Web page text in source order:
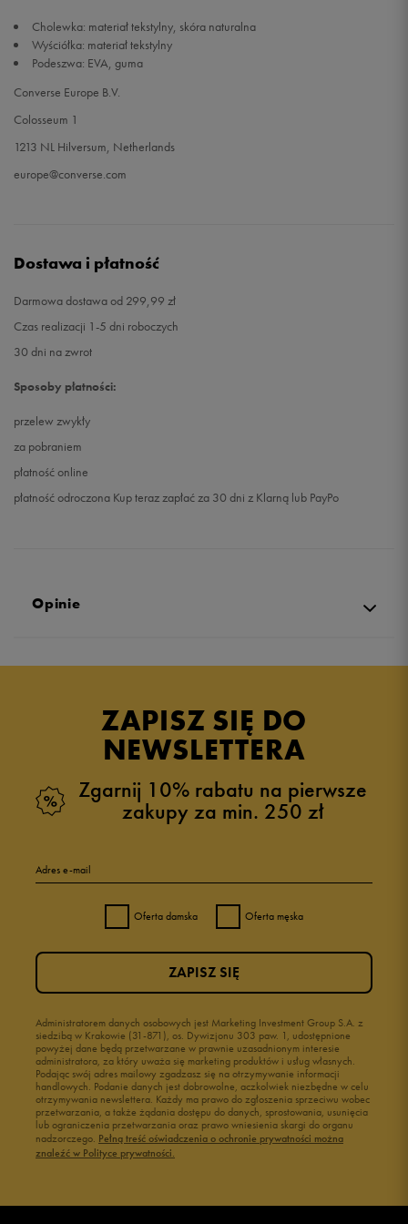
Cholewka: materiał tekstylny, skóra naturalna
Wyściółka: materiał tekstylny
Podeszwa: EVA, guma
Converse Europe B.V.
Colosseum 1
1213 NL Hilversum, Netherlands
europe@converse.com
Dostawa i płatność
Darmowa dostawa od 299,99 zł
Czas realizacji 1-5 dni roboczych
30 dni na zwrot
Sposoby płatności:
przelew zwykły
za pobraniem
płatność online
płatność odroczona Kup teraz zapłać za 30 dni z Klarną lub PayPo
Opinie
ZAPISZ SIĘ DO
NEWSLETTERA
Zgarnij 10% rabatu na pierwsze
zakupy za min. 250 zł
Adres e-mail
Oferta damska Oferta męska
Administratorem danych osobowych jest Marketing Investment Group S.A. z
siedzibą w Krakowie (31-871), os. Dywizjonu 303 paw. 1, udostępnione
powyżej dane będą przetwarzane w prawnie uzasadnionym interesie
administratora, za który uważa się marketing produktów i usług własnych.
Podając swój adres mailowy zgadzasz się na otrzymywanie informacji
handlowych. Podanie danych jest dobrowolne, aczkolwiek niezbędne w celu
otrzymywania newslettera. Każdy ma prawo do zgłoszenia sprzeciwu wobec
przetwarzania, a także żądania dostępu do danych, sprostowania, usunięcia
lub ograniczenia przetwarzania oraz prawo wniesienia skargi do organu
nadzorczego. Pełną treść oświadczenia o ochronie prywatności można
znaleźć w Polityce prywatności.
ZAPISZ SIĘ